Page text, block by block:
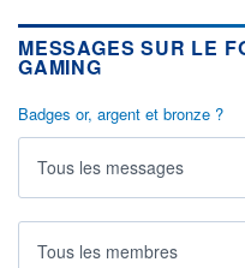
NASDAQ Composite
OUVERTURE
+ HAUT
1,1600
0
13 MUSD
MESSAGES SUR LE
GAMING
Badges or, argent et bronze ?
Tous les messages
Tous les membres